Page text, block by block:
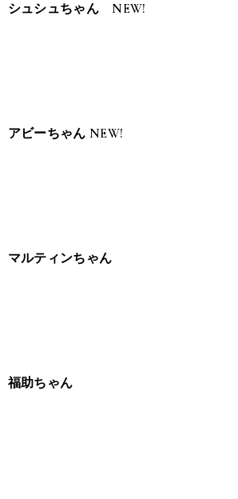
シュシュちゃん NEW!
アビーちゃん NEW!
マルティンちゃん
福助ちゃん